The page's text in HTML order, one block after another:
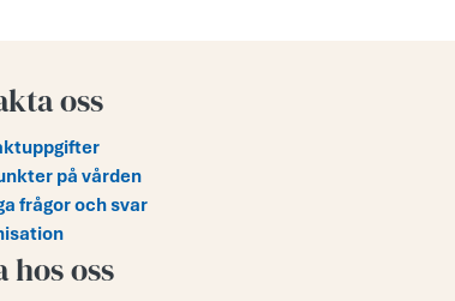
oss
på vården
frågor och svar
hos oss